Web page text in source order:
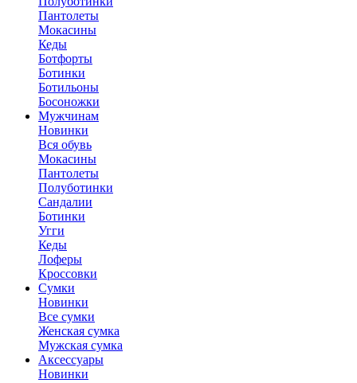
Пантолеты
Мокасины
Кеды
Ботфорты
Ботинки
Ботильоны
Босоножки
Мужчинам
Новинки
Вся обувь
Мокасины
Пантолеты
Полуботинки
Сандалии
Ботинки
Угги
Кеды
Лоферы
Кроссовки
Сумки
Новинки
Все сумки
Женская сумка
Мужская сумка
Аксессуары
Новинки